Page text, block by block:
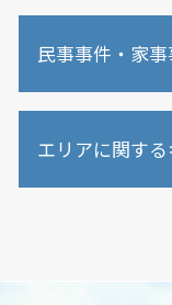
未払い残業代
労働問題 誰に
労働問題 長時
労働問題 コロ
労働問題 会社
休日出勤 拒否
相続調査 裁判
相続人以外 遺
遺留分 時効
相続人 認知症
遺産分割 調停
相続放棄 空き
民事事件・家
当て逃げされ
離婚問題 弁護
エリアに関す